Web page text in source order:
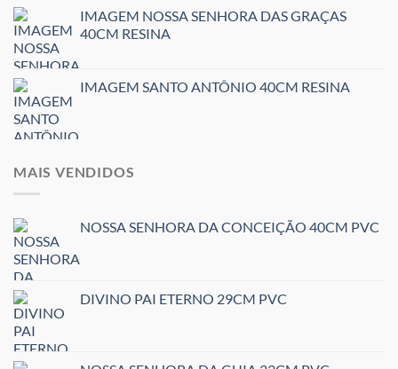
IMAGEM NOSSA SENHORA DAS GRAÇAS
40CM RESINA
IMAGEM SANTO ANTÔNIO 40CM RESINA
MAIS VENDIDOS
NOSSA SENHORA DA CONCEIÇÃO 40CM PVC
DIVINO PAI ETERNO 29CM PVC